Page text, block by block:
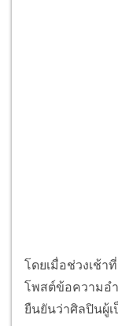
โดยเมื่อช่วงเช้า
โพสต์ข้อความอ
ยืนยันว่าศิลปินผู้เ